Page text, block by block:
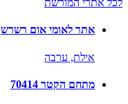
לכל אתרי המורשת
אתר לאומי אום רשרש
אילת, ערבה
מתחם הקטר 70414